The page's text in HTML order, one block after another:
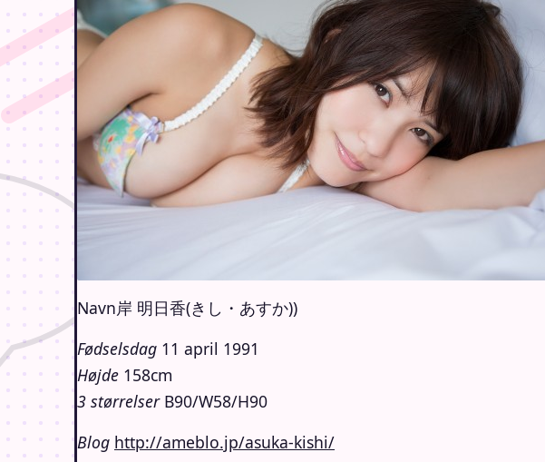
Navn岸 明日香(きし・あすか))
Fødselsdag 11 april 1991
Højde 158cm
3 størrelserB90/W58/H90
Blog http://ameblo.jp/asuka-kishi/